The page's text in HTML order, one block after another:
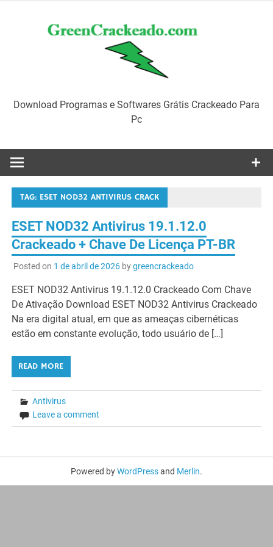
Download Programas e Softwares Grátis Crackeado Para
Pc
TAG: ESET NOD32 ANTIVIRUS CRACK
ESET NOD32 Antivirus 19.1.12.0
Crackeado + Chave De Licença PT-BR
Posted on 1 de abril de 2026bygreencrackeado
ESET NOD32 Antivirus 19.1.12.0 Crackeado Com Chave
De Ativação Download ESET NOD32 Antivirus Crackeado
Na era digital atual, em que as ameaças cibernéticas
estão em constante evolução, todo usuário de […]
READ MORE
Antivirus
Leave a comment
Powered byWordPressand Merlin.